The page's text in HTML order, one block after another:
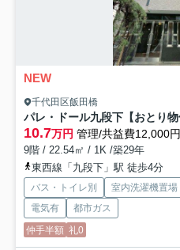
NEW
千代田区飯田橋
10.7万円 管理/共益費12,000円
9階 / 22.54㎡ / 1K /築29年
東西線「九段下」駅 徒歩4分
バス・トイレ別 室内洗濯機置場
電気有
都市ガス
仲手半額 礼0